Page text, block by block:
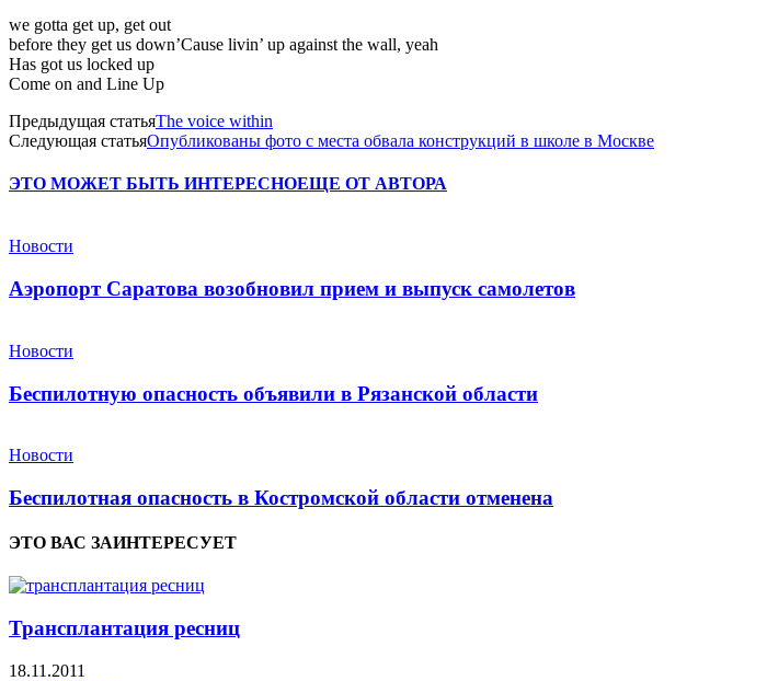
we gotta get up, get out
before they get us down’Cause livin’ up against the wall, yeah
Has got us locked up
Come on and Line Up
Предыдущая статьяThe voice within
Следующая статьяОпубликованы фото с места обвала конструкций в школе в Москве
ЭТО МОЖЕТ БЫТЬ ИНТЕРЕСНОЕЩЕ ОТ АВТОРА
Новости
Аэропорт Саратова возобновил прием и выпуск самолетов
Новости
Беспилотную опасность объявили в Рязанской области
Новости
Беспилотная опасность в Костромской области отменена
ЭТО ВАС ЗАИНТЕРЕСУЕТ
Трансплантация ресниц
18.11.2011